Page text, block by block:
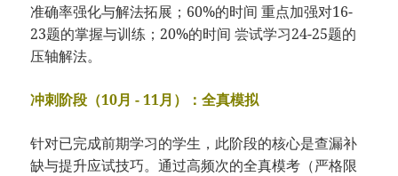
准确率强化与解法拓展；60%的时间 重点加强对16-
23题的掌握与训练；20%的时间 尝试学习24-25题的
压轴解法。
冲刺阶段（10月 - 11月）：全真模拟
针对已完成前期学习的学生，此阶段的核心是查漏补
缺与提升应试技巧。通过高频次的全真模考（严格限